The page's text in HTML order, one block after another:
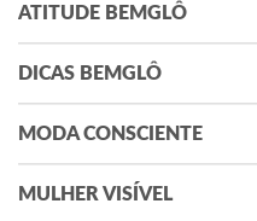
ATITUDE BEMGLÔ
DICAS BEMGLÔ
MODA CONSCIENTE
MULHER VISÍVEL